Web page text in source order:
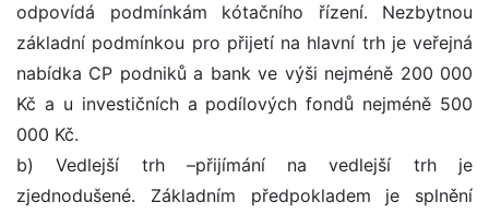
odpovídá podmínkám kótačního řízení. Nezbytnou
základní podmínkou pro přijetí na hlavní trh je veřejná
nabídka CP podniků a bank ve výši nejméně 200 000
Kč a u investičních a podílových fondů nejméně 500
000 Kč.
b) Vedlejší trh –přijímání na vedlejší trh je
zjednodušené. Základním předpokladem je splnění